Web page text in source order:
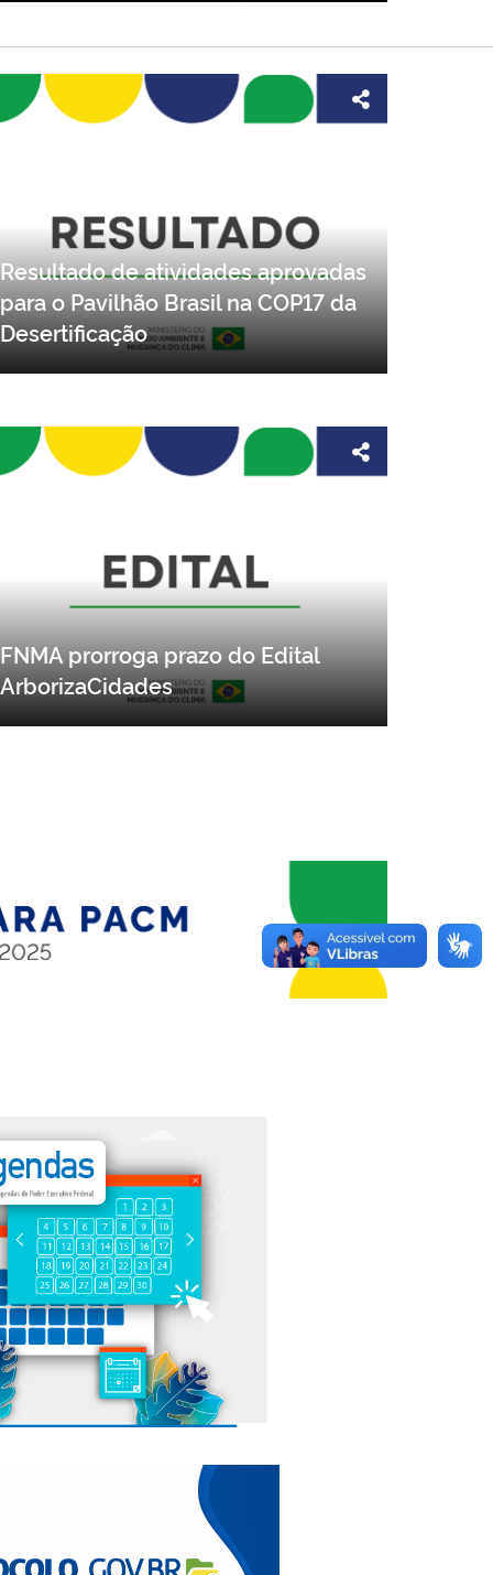
Resultado de atividades aprovadas
para o Pavilhão Brasil na COP17 da
FNMA prorroga prazo do Edital